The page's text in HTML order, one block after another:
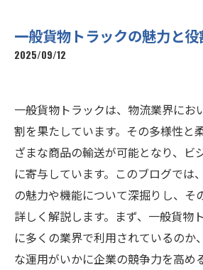
一般貨物トラックの魅力と役
2025/09/12
一般貨物トラックは、物流業界にお
割を果たしています。その多様性と
ざまな商品の輸送が可能となり、ビ
に寄与しています。このブログでは
の魅力や機能について深掘りし、そ
詳しく解説します。まず、一般貨物
に多くの業界で利用されているのか
な運用がいかに企業の競争力を高め